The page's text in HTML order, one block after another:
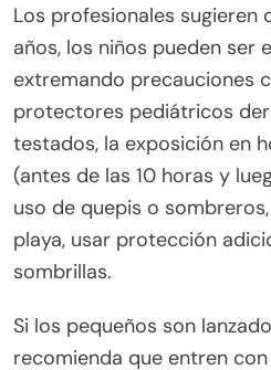
Los profesionales sugieren
años, los niños pueden ser
extremando precauciones
protectores pediátricos
testados, la exposición en
(antes de las 10 horas y
uso de quepis o
playa, usar protección
sombrillas.
Si los pequeños son
recomienda que entren